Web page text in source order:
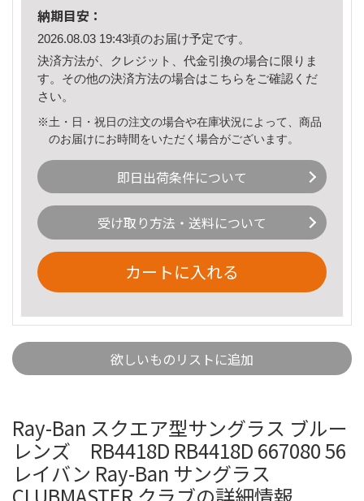
納期目安：
2026.08.03 19:43頃のお届け予定です。
決済方法が、クレジット、代金引換の場合に限りま
す。その他の決済方法の場合はこちら をご確認くだ
さい。
※土・日・祝日の注文の場合や在庫状況によって、商品
のお届けにお時間をいただく場合がございます。
即日出荷条件について
受け取り方法・送料について
カートに入れる
欲しいものリストに追加
Ray-Ban スクエア型サングラス ブルー
レンズ RB4418D RB4418D 667080 56
レイバン Ray-Ban サングラス